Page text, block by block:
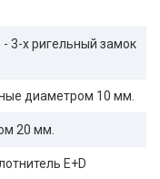
3-х ригельный замок
диаметром 10 мм.
20 мм.
E+D